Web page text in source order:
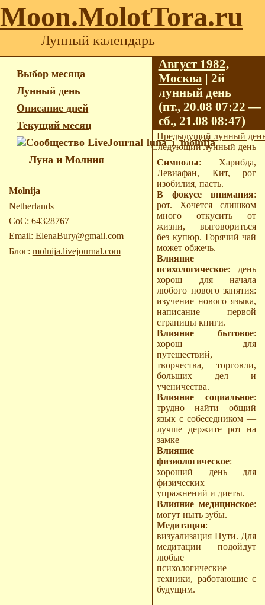
Moon.MolotTora.ru
Лунный календарь
Выбор месяца
Лунный день
Описание дней
Текущий месяц
luna_i_molnija
Луна и Молния
Molnija
Netherlands
CoC: 64328767
Email: ElenaBury@gmail.com
Блог: molnija.livejournal.com
Август 1982,
Москва | 2й
лунный день
(пт., 20.08 07:22 —
сб., 21.08 08:47)
Предыдущий лунный
Следующий лунный день
Символы: Харибда,
Левиафан, Кит, рог
изобилия, пасть.
В фокусе внимания:
рот. Хочется слишком
много откусить от
жизни, выговориться
без купюр. Горячий чай
может обжечь.
Влияние
психологическое: день
хорош для начала
любого нового занятия:
изучение нового языка,
написание первой
страницы книги.
Влияние бытовое:
хорош для
путешествий,
творчества, торговли,
больших дел и
ученичества.
Влияние социальное:
трудно найти общий
язык с собеседником —
лучше держите рот на
замке
Влияние
физиологическое:
хороший день для
физических
упражнений и диеты.
Влияние медицинское:
могут ныть зубы.
Медитации:
визуализация Пути. Для
медитации подойдут
любые
психологические
техники, работающие с
будущим.